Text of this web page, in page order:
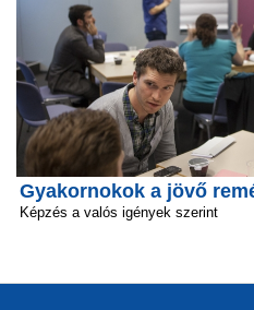
Gyakornokok a jövő
Képzés a valós igények szerint